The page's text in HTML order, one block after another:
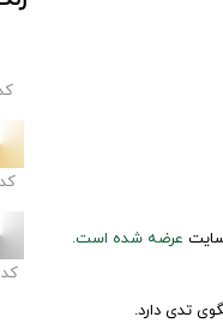
عرضه شده است.
کد
کد